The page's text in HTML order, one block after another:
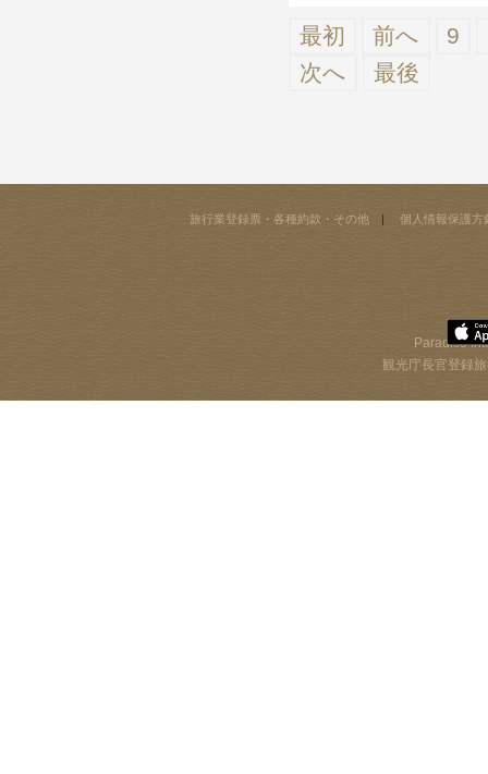
最初 前へ 9
次へ
最後
旅行業登録票・各種約款・その他 個人情報保護方
Paradise
観光庁長官登録